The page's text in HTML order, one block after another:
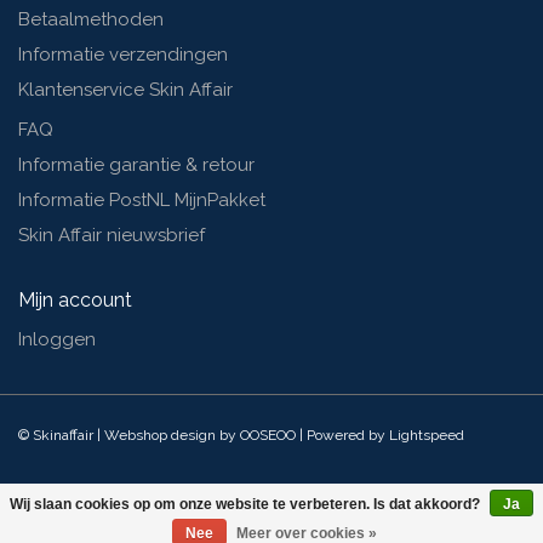
Betaalmethoden
Informatie verzendingen
Klantenservice Skin Affair
FAQ
Informatie garantie & retour
Informatie PostNL MijnPakket
Skin Affair nieuwsbrief
Mijn account
Inloggen
© Skinaffair | Webshop design by OOSEOO | Powered by Lightspeed
Wij slaan cookies op om onze website te verbeteren. Is dat akkoord?
Ja
Nee
Meer over cookies »